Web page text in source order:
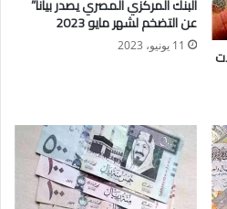
حين بلغ متوسط سعر العائد المرجح 25.18%، وسعر الكوبون
من خلال طرح سندات الخزانة
البنوك الحكومية أكبر
من أدوات الدين طويلة الأجل؛
البنك المركزي المصري يصدر بيانا”
عن التضخم لشهر مايو 2023
11 يونيو، 2023